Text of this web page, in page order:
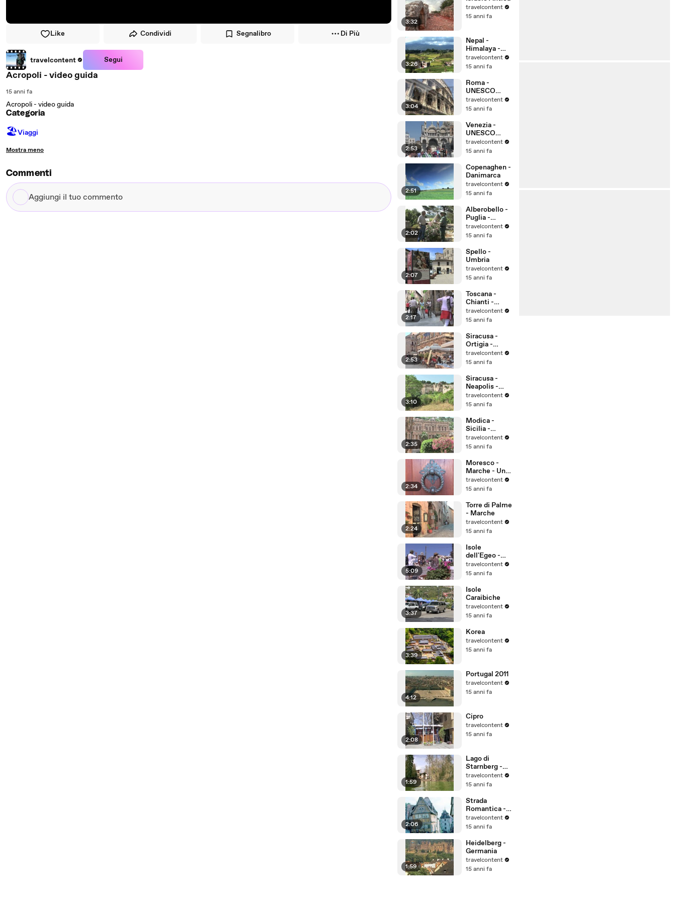
Like Condividi Segnalibro Di Più
travelcontent Segui
Acropoli - video guida
15 anni fa
Acropoli - video guida
Categoria
🏖Viaggi
Mostra meno
Commenti
Aggiungi
il
3:32
travelcontent
15 anni fa
3:26
Nepal -
Himalaya -
Kathmandu
travelcontent
15 anni fa
3:04
Roma -
UNESCO
Patrimonio
dell'Umanità
travelcontent
15 anni fa
2:53
Venezia -
UNESCO
Patrimonio
dell'Umanità
travelcontent
15 anni fa
2:51
Copenaghen -
Danimarca
travelcontent
15 anni fa
2:02
Alberobello -
Puglia -
UNESCO
Patrimonio
travelcontent
15 anni fa
2:07
Spello -
Umbria
travelcontent
15 anni fa
2:17
Toscana -
Chianti -
Montalcino -
Montepulcian
travelcontent
15 anni fa
2:53
Siracusa -
Ortigia -
Sicilia -
UNESCO
dell'Umanità
travelcontent
15 anni fa
3:10
Siracusa -
Neapolis -
Sicilia -
UNESCO
dell'Umanità
travelcontent
15 anni fa
2:35
Modica -
Sicilia -
UNESCO
Patrimonio
travelcontent
15 anni fa
2:34
Moresco -
Marche - Uno
dei borghi più
belli d'Italia
travelcontent
15 anni fa
2:24
Torre di Palme
- Marche
travelcontent
15 anni fa
5:09
Isole
dell'Egeo -
Grecia
travelcontent
15 anni fa
3:37
Isole
Caraibiche
travelcontent
15 anni fa
3:39
Korea
travelcontent
15 anni fa
4:12
Portugal 2011
travelcontent
15 anni fa
2:08
Cipro
travelcontent
15 anni fa
1:59
Lago di
Starnberg -
Ludwig Tour -
Baviera -
travelcontent
15 anni fa
2:06
Strada
Romantica -
Rottenburg
am Neckar -
travelcontent
15 anni fa
1:59
Heidelberg -
Germania
travelcontent
15 anni fa